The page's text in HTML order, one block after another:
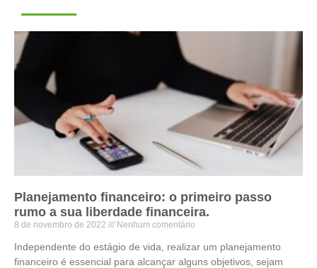
Planejamento financeiro: o primeiro passo
rumo a sua liberdade financeira.
8 de novembro de 2022 Nenhum comentário
Independente do estágio de vida, realizar um planejamento
financeiro é essencial para alcançar alguns objetivos, sejam